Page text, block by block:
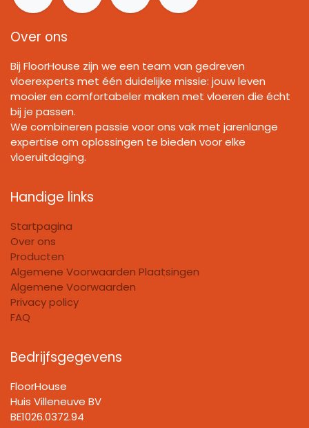
Over ons
Bij FloorHouse zijn we een team van gedreven
vloerexperts met één duidelijke missie: jouw leven
mooier en comfortabeler maken met vloeren die écht
bij je passen.
We combineren passie voor ons vak met jarenlange
expertise om oplossingen te bieden voor elke
vloeruitdaging.
Handige links
Startpagina
Over ons
Producten
Algemene Voorwaarden Plaatsingen
Algemene Voorwaarden
Privacy policy
FAQ
Bedrijfsgegevens
FloorHouse
Huis Villeneuve BV​
BE1026.0372.94